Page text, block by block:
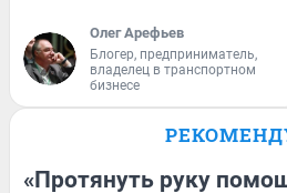
Олег Арефьев
Блогер, предприниматель,
владелец в транспортном
бизнесе
«Протянуть руку